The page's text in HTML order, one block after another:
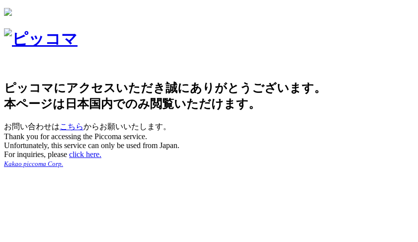
ピッコマにアクセスいただき誠にありがとうございます。
本ページは日本国内でのみ閲覧いただけます。
お問い合わせはこちらからお願いいたします。
Thank you for accessing the Piccoma service.
Unfortunately, this service can only be used from Japan.
For inquiries, please click here.
Kakao piccoma Corp.